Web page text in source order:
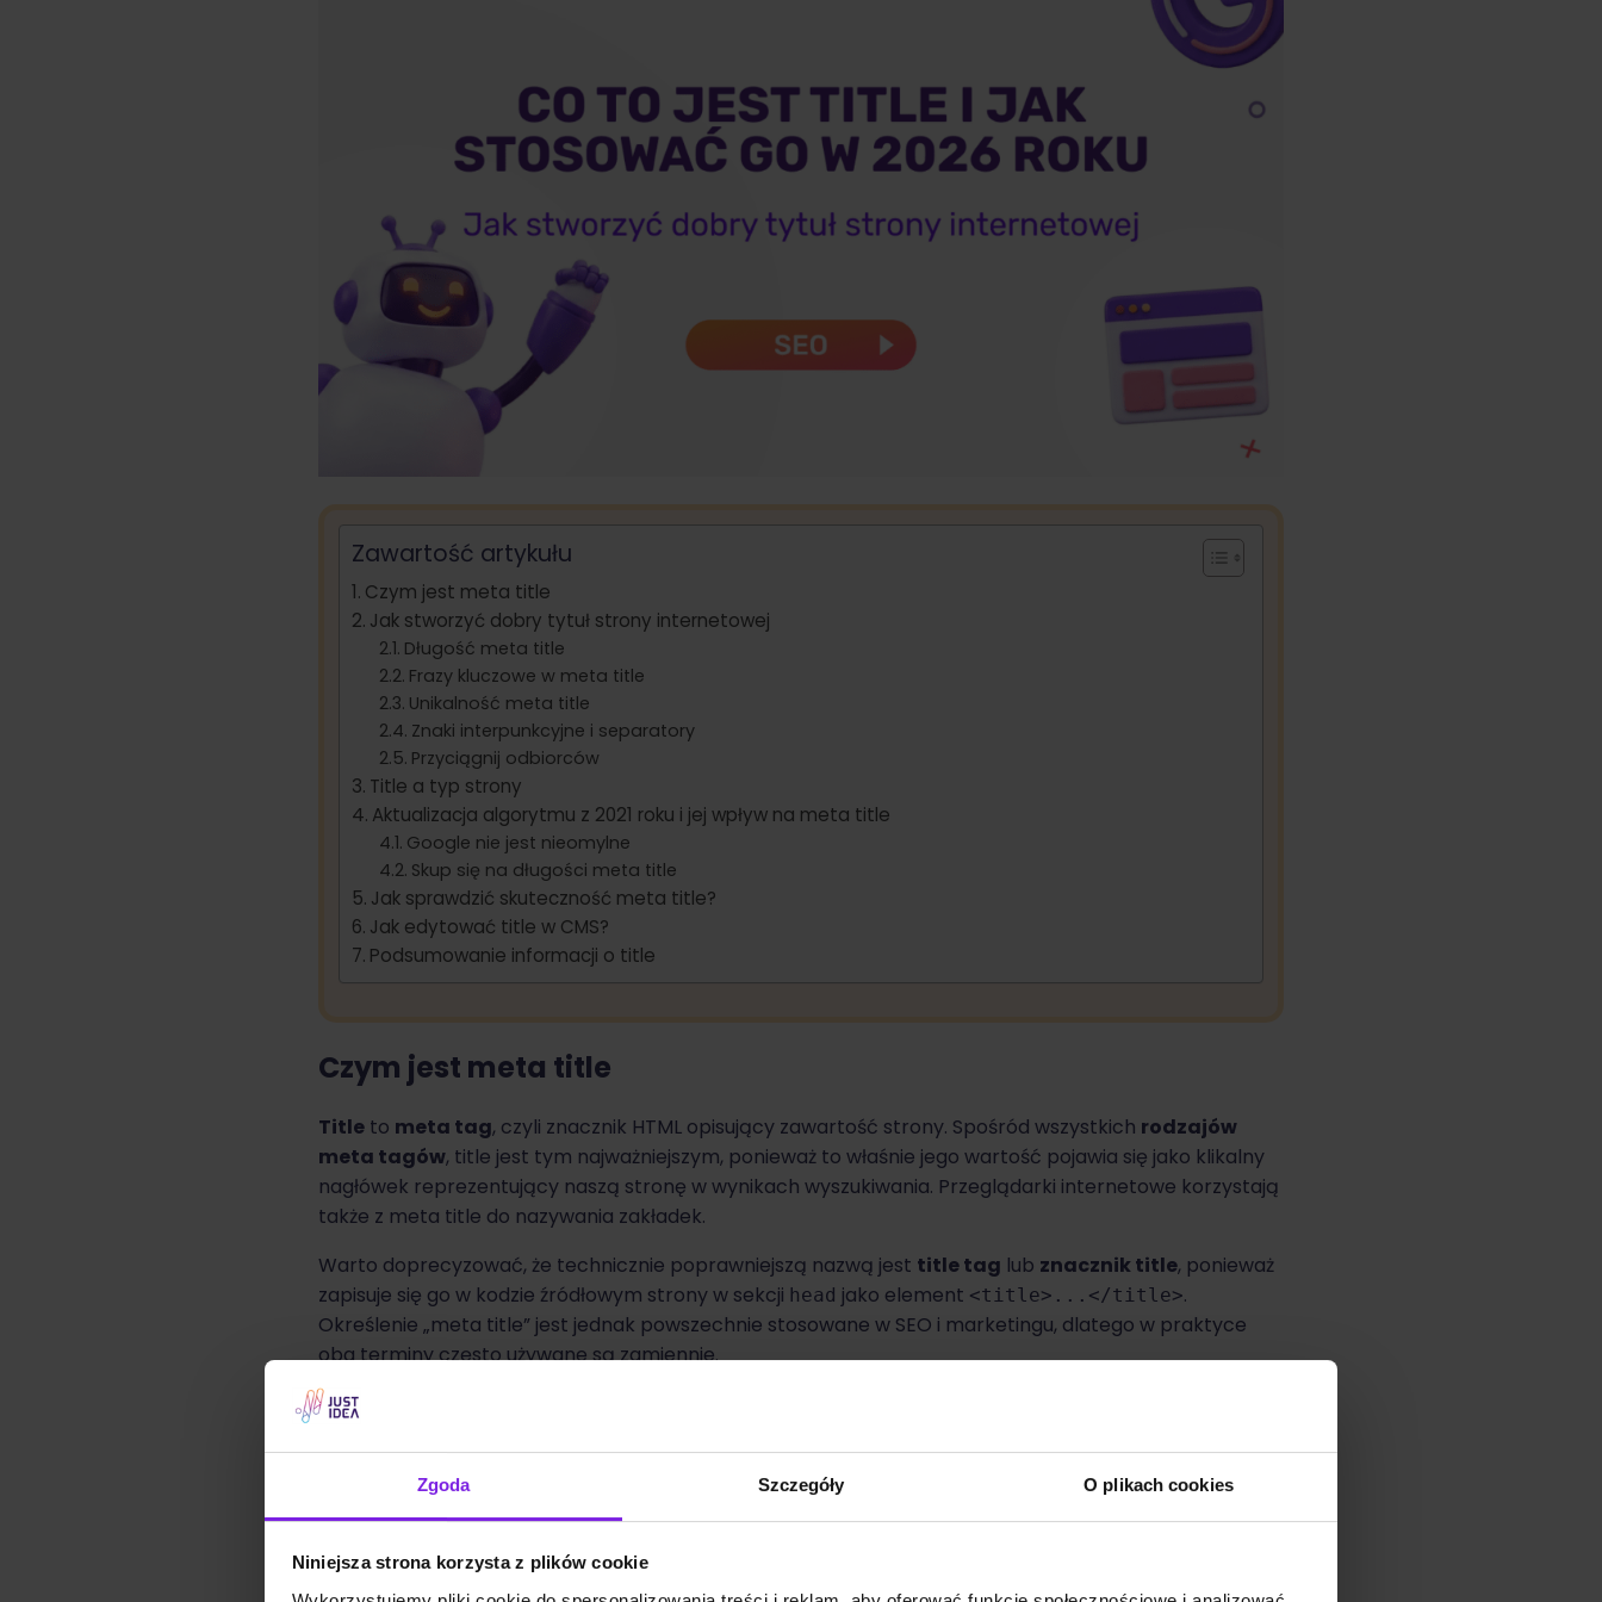
Zgoda Szczegóły O plikach cookies
Niniejsza strona korzysta z plików cookie
Zawartość artykułu
Czym jest meta title
Jak stworzyć dobry tytuł strony internetowej
Długość meta title
Frazy kluczowe w meta title
Unikalność meta title
Znaki interpunkcyjne i separatory
Przyciągnij odbiorców
Title a typ strony
Aktualizacja algorytmu z 2021 roku i jej wpływ na meta title
Google nie jest nieomylne
Skup się na długości meta title
Jak sprawdzić skuteczność meta title?
Jak edytować title w CMS?
Podsumowanie informacji o title
Czym jest meta title
Title to meta tag, czyli znacznik HTML opisujący zawartość strony. Spośród wszystkich rodzajów
meta tagów, title jest tym najważniejszym, ponieważ to właśnie jego wartość pojawia się jako klikalny
nagłówek reprezentujący naszą stronę w wynikach wyszukiwania. Przeglądarki internetowe korzystają
także z meta title do nazywania zakładek.
Warto doprecyzować, że technicznie poprawniejszą nazwą jest title tag lub znacznik title, ponieważ
zapisuje się go w kodzie źródłowym strony w sekcji head jako element <title>...</title>.
Określenie „meta title” jest jednak powszechnie stosowane w SEO i marketingu, dlatego w praktyce
oba terminy często używane są zamiennie.